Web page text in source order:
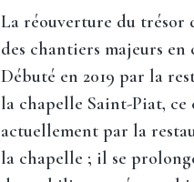
La réouverture du trésor
des chantiers majeurs en
Débuté en 2019 par la
la chapelle Saint-Piat,
actuellement par la
la chapelle ; il se